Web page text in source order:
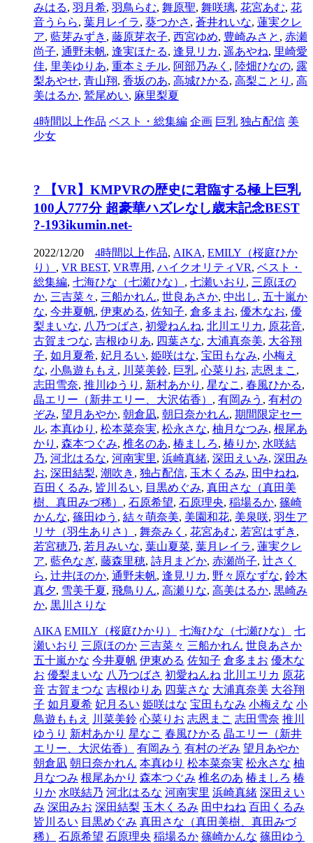
みはる, 羽月希, 羽鳥らむ, 舞原聖, 舞咲璃, 花宮あむ, 花
音うらら, 葉月レイラ, 葵つかさ , 蒼井れいな, 蓮実クレ
ア, 藍芽みずき , 藤原芽衣子, 西宮ゆめ, 豊崎みさと , 赤瀬
尚子, 通野未帆, 逢実ほたる, 逢見リカ, 遥あやね, 里崎愛
佳, 里美ゆりあ, 重本ミチル, 阿部乃みく , 陸畑ひなの, 露
梨あやせ, 青山翔, 香坂のあ, 高城ひかる, 高梨ことり , 高
美はるか, 鷲尾めい, 麻里梨夏
4時間以上作品 ベスト・総集編 企画 巨乳 独占配信 美
少女
? 【VR】KMPVRの歴史に君臨する極上巨乳
100人777分 超豪華ハズレなし歳末記念BEST
?-193ikumin.net-
2022/12/20 4時間以上作品, AIKA, EMILY（桜庭ひか
り） , VR BEST, VR専用 , ハイクオリティVR, ベスト・
総集編, 七海ひな（七瀬ひな） , 七瀬いおり , 三原ほの
か, 三吉菜々 , 三船かれん, 世良あさか, 中出し, 五十嵐か
な, 今井夏帆, 伊東める, 佐知子, 倉多まお, 優木なお, 優
梨まいな, 八乃つばさ , 初愛ねんね, 北川エリカ, 原花音,
古賀まつな, 吉根ゆりあ, 四葉さな, 大浦真奈美, 大谷翔
子, 如月夏希, 妃月るい, 姫咲はな, 宝田もなみ, 小梅え
な, 小鳥遊ももえ , 川菜美鈴, 巨乳, 心菜りお, 志恩まこ ,
志田雪奈, 推川ゆうり , 新村あかり , 星なこ , 春風ひかる,
晶エリー（新井エリー、大沢佑香） , 有岡みう , 有村の
ぞみ, 望月あやか, 朝倉凪, 朝日奈かれん, 期間限定セー
ル, 本真ゆり , 松本菜奈実, 松永さな, 柚月なつみ, 根尾あ
かり , 森本つぐみ, 椎名のあ, 椿ましろ, 椿りか, 水咲結
乃, 河北はるな, 河南実里, 浜崎真緒, 深田えいみ, 深田み
お, 深田結梨, 潮吹き , 独占配信, 玉木くるみ, 田中ねね,
百田くるみ, 皆川るい, 目黒めぐみ, 真田さな（真田美
樹、真田みづ稀） , 石原希望, 石原理央, 稲場るか, 篠崎
かんな, 篠田ゆう , 結々萌奈美, 美園和花, 美泉咲, 羽生ア
リサ（羽生ありさ） , 舞奈みく , 花宮あむ, 若宮はずき ,
若宮穂乃, 若月みいな, 葉山夏菜, 葉月レイラ, 蓮実クレ
ア, 藍色なぎ, 藤森里穂, 詩月まどか, 赤瀬尚子, 辻さく
ら, 辻井ほのか, 通野未帆, 逢見リカ, 野々原なずな, 鈴木
真夕, 雪美千夏, 飛鳥りん, 高瀬りな, 高美はるか, 黒崎み
か, 黒川さりな
AIKA EMILY（桜庭ひかり） 七海ひな（七瀬ひな）
七
瀬いおり 三原ほのか 三吉菜々 三船かれん 世良あさか
五十嵐かな 今井夏帆 伊東める 佐知子 倉多まお 優木な
お 優梨まいな 八乃つばさ 初愛ねんね 北川エリカ 原花
音 古賀まつな 吉根ゆりあ 四葉さな 大浦真奈美 大谷翔
子 如月夏希 妃月るい 姫咲はな 宝田もなみ 小梅えな 小
鳥遊ももえ
川菜美鈴 心菜りお 志恩まこ 志田雪奈 推川
ゆうり 新村あかり 星なこ 春風ひかる 晶エリー（新井
エリー、大沢佑香）
有岡みう 有村のぞみ 望月あやか
朝倉凪 朝日奈かれん 本真ゆり 松本菜奈実 松永さな 柚
月なつみ 根尾あかり 森本つぐみ 椎名のあ 椿ましろ 椿
りか 水咲結乃 河北はるな 河南実里 浜崎真緒 深田えい
み 深田みお 深田結梨 玉木くるみ 田中ねね 百田くるみ
皆川るい 目黒めぐみ 真田さな（真田美樹、真田みづ
稀）
石原希望 石原理央 稲場るか 篠崎かんな 篠田ゆう